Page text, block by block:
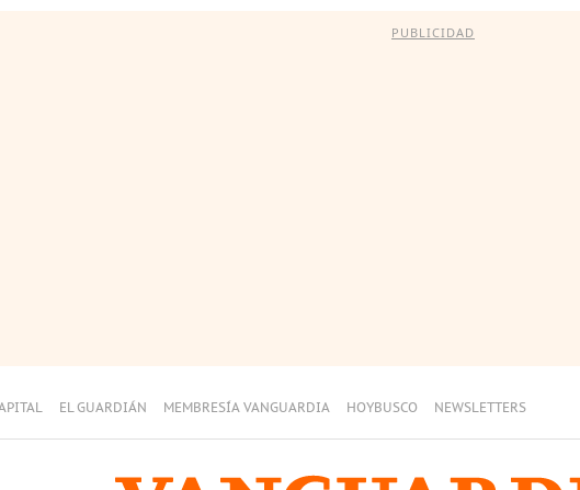
PUBLICIDAD
EL GUARDIÁN MEMBRESÍA VANGUARDIA HOYBUSCO NEWSLETTERS